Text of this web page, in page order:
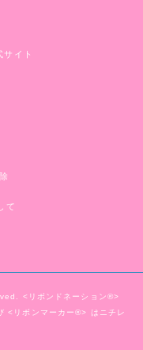
サイト
て
<リボンドネーション®>
<リボンマーカー®> はニチレ